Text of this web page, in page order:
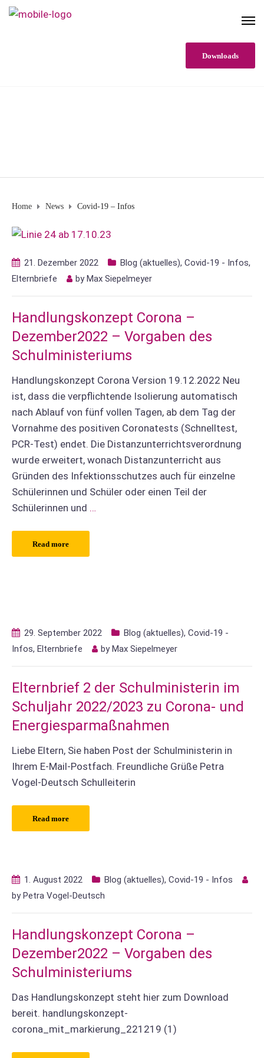
Downloads
Home News Covid-19 – Infos
21. Dezember 2022 Blog (aktuelles), Covid-19 - Infos,
Elternbriefe
byMax Siepelmeyer
Handlungskonzept Corona –
Dezember2022 – Vorgaben des
Schulministeriums
Handlungskonzept Corona Version 19.12.2022 Neu
ist, dass die verpflichtende Isolierung automatisch
nach Ablauf von fünf vollen Tagen, ab dem Tag der
Vornahme des positiven Coronatests (Schnelltest,
PCR-Test) endet. Die Distanzunterrichtsverordnung
wurde erweitert, wonach Distanzunterricht aus
Gründen des Infektionsschutzes auch für einzelne
Schülerinnen und Schüler oder einen Teil der
Schülerinnen und …
Read more
29. September 2022 Blog (aktuelles), Covid-19 -
Infos, Elternbriefe byMax Siepelmeyer
Elternbrief 2 der Schulministerin im
Schuljahr 2022/2023 zu Corona- und
Energiesparmaßnahmen
Liebe Eltern, Sie haben Post der Schulministerin in
Ihrem E-Mail-Postfach. Freundliche Grüße Petra
Vogel-Deutsch Schulleiterin
Read more
1. August 2022 Blog (aktuelles), Covid-19 - Infos
byPetra Vogel-Deutsch
Handlungskonzept Corona –
Dezember2022 – Vorgaben des
Schulministeriums
Das Handlungskonzept steht hier zum Download
bereit. handlungskonzept-
corona_mit_markierung_221219 (1)